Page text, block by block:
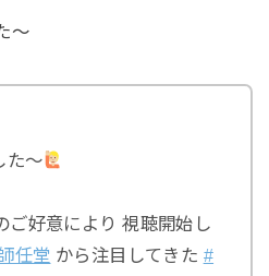
～
た〜
ご好意により 視聴開始し
任堂 から注目してきた #